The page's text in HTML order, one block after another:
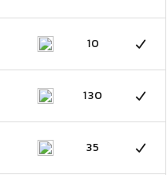
10
130
35